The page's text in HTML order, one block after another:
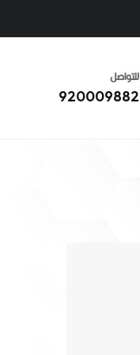
للتواصل
920009882